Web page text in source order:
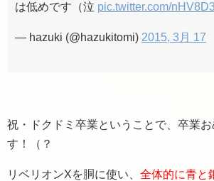
は低めです（泣 pic.twitter.com/
— hazuki (@hazukitomi) 2015, 3月 17
祝・ドクドミ卒業ということで、卒業お
す！（？
リベリオンXを胴に使い、 全体的に青と